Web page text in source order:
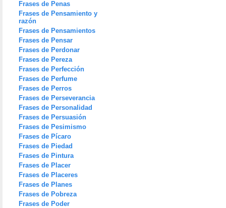
Frases de Penas
Frases de Pensamiento y
razón
Frases de Pensamientos
Frases de Pensar
Frases de Perdonar
Frases de Pereza
Frases de Perfección
Frases de Perfume
Frases de Perros
Frases de Perseverancia
Frases de Personalidad
Frases de Persuasión
Frases de Pesimismo
Frases de Pícaro
Frases de Piedad
Frases de Pintura
Frases de Placer
Frases de Placeres
Frases de Planes
Frases de Pobreza
Frases de Poder